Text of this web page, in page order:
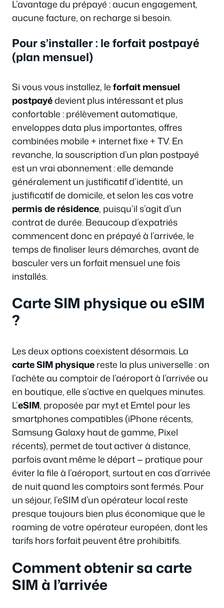
L’avantage du prépayé : aucun engagement,
aucune facture, on recharge si besoin.
Pour s’installer : le forfait postpayé
(plan mensuel)
Si vous vous installez, leforfait mensuel
postpayédevient plus intéressant et plus
confortable : prélèvement automatique,
enveloppes data plus importantes, offres
combinées mobile + internet fixe + TV. En
revanche, la souscription d’un plan postpayé
est un vrai abonnement : elle demande
généralement un justificatif d’identité, un
justificatif de domicile, et selon les cas votre
permis de résidence, puisqu’il s’agit d’un
contrat de durée. Beaucoup d’expatriés
commencent donc en prépayé à l’arrivée, le
temps de finaliser leurs démarches, avant de
basculer vers un forfait mensuel une fois
installés.
Carte SIM physique ou eSIM
?
Les deux options coexistent désormais. La
carte SIM physiquereste la plus universelle : on
l’achète au comptoir de l’aéroport à l’arrivée ou
en boutique, elle s’active en quelques minutes.
L’eSIM, proposée par my.t et Emtel pour les
smartphones compatibles (iPhone récents,
Samsung Galaxy haut de gamme, Pixel
récents), permet de tout activer à distance,
parfois avant même le départ — pratique pour
éviter la file à l’aéroport, surtout en cas d’arrivée
de nuit quand les comptoirs sont fermés. Pour
un séjour, l’eSIM d’un opérateur local reste
presque toujours bien plus économique que le
roaming de votre opérateur européen, dont les
tarifs hors forfait peuvent être prohibitifs.
Comment obtenir sa carte
SIM à l’arrivée